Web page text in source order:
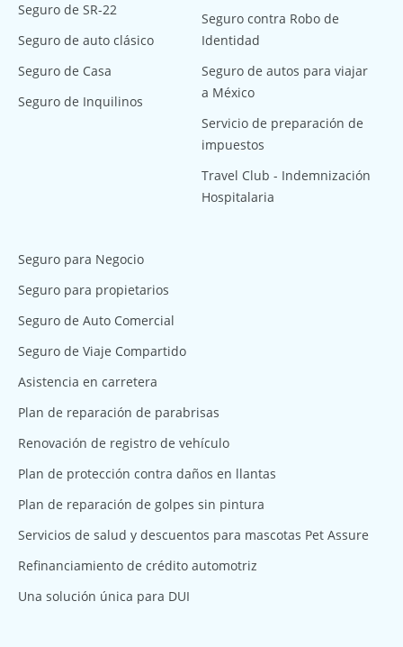
Seguro de SR-22
Seguro de auto clásico
Seguro de Casa
Seguro de Inquilinos
Seguro contra Robo de
Identidad
Seguro de autos para viajar
a México
Servicio de preparación de
impuestos
Travel Club - Indemnización
Hospitalaria
Seguro para Negocio
Seguro para propietarios
Seguro de Auto Comercial
Seguro de Viaje Compartido
Asistencia en carretera
Plan de reparación de parabrisas
Renovación de registro de vehículo
Plan de protección contra daños en llantas
Plan de reparación de golpes sin pintura
Servicios de salud y descuentos para mascotas Pet Assure
Refinanciamiento de crédito automotriz
Una solución única para DUI